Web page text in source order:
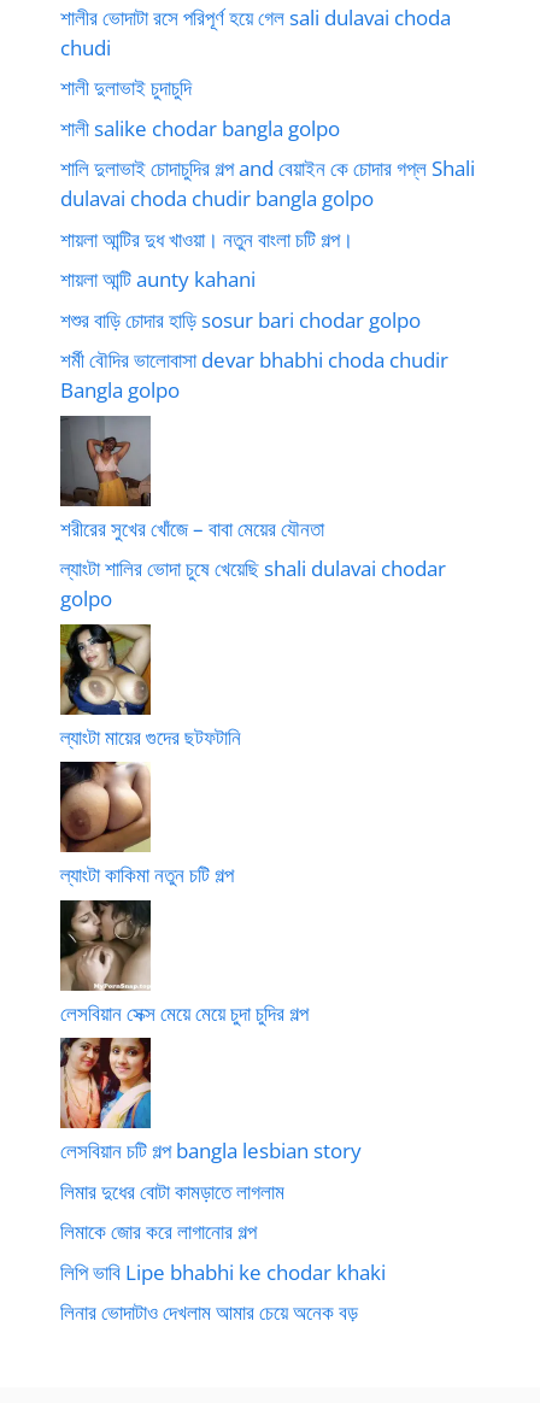
শালীর ভোদাটা রসে পরিপূর্ণ হয়ে গেল sali dulavai choda
chudi
শালী দুলাভাই চুদাচুদি
শালী salike chodar bangla golpo
শালি দুলাভাই চোদাচুদির গল্প and বেয়াইন কে চোদার গপ্ল Shali
dulavai choda chudir bangla golpo
শায়লা আন্টির দুধ খাওয়া। নতুন বাংলা চটি গল্প।
শায়লা আন্টি aunty kahani
শশুর বাড়ি চোদার হাড়ি sosur bari chodar golpo
শর্মী বৌদির ভালোবাসা devar bhabhi choda chudir
Bangla golpo
শরীরের সুখের খোঁজে – বাবা মেয়ের যৌনতা
ল্যাংটা শালির ভোদা চুষে খেয়েছি shali dulavai chodar
golpo
ল্যাংটা মায়ের গুদের ছটফটানি
ল্যাংটা কাকিমা নতুন চটি গল্প
লেসবিয়ান সেক্স মেয়ে মেয়ে চুদা চুদির গল্প
লেসবিয়ান চটি গল্প bangla lesbian story
লিমার দুধের বোটা কামড়াতে লাগলাম
লিমাকে জোর করে লাগানোর গল্প
লিপি ভাবি Lipe bhabhi ke chodar khaki
লিনার ভোদাটাও দেখলাম আমার চেয়ে অনেক বড়